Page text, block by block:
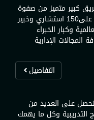
عام 1993 م يضم فريق كبير متميز من صفوة
خبراء الاستشارات والتدريب يزيد عددهم على150 استشاري وخبير
وكبار الخبراء
الإدارية
التفاصيل
على العديد من
التدريبية وكل ما يهمك